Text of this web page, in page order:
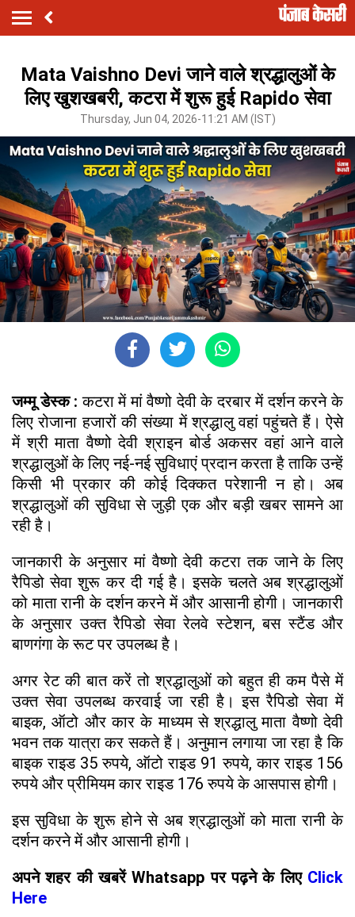
Mata Vaishno Devi जाने वाले श्रद्धालुओं के
लिए खुशखबरी, कटरा में शुरू हुई Rapido सेवा
Thursday, Jun 04, 2026-11:21 AM (IST)
जम्मू डेस्क :कटरा में मां वैष्णो देवी के दरबार में दर्शन करने के
लिए रोजाना हजारों की संख्या में श्रद्धालु वहां पहुंचते हैं। ऐसे
में श्री माता वैष्णो देवी श्राइन बोर्ड अकसर वहां आने वाले
श्रद्धालुओं के लिए नई-नई सुविधाएं प्रदान करता है ताकि उन्हें
किसी भी प्रकार की कोई दिक्कत परेशानी न हो। अब
श्रद्धालुओं की सुविधा से जुड़ी एक और बड़ी खबर सामने आ
रही है।
जानकारी के अनुसार मां वैष्णो देवी कटरा तक जाने के लिए
रैपिडो सेवा शुरू कर दी गई है। इसके चलते अब श्रद्धालुओं
को माता रानी के दर्शन करने में और आसानी होगी। जानकारी
के अनुसार उक्त रैपिडो सेवा रेलवे स्टेशन, बस स्टैंड और
बाणगंगा के रूट पर उपलब्ध है।
अगर रेट की बात करें तो श्रद्धालुओं को बहुत ही कम पैसे में
उक्त सेवा उपलब्ध करवाई जा रही है। इस रैपिडो सेवा में
बाइक, ऑटो और कार के माध्यम से श्रद्धालु माता वैष्णो देवी
भवन तक यात्रा कर सकते हैं। अनुमान लगाया जा रहा है कि
बाइक राइड 35 रुपये, ऑटो राइड 91 रुपये, कार राइड 156
रुपये और प्रीमियम कार राइड 176 रुपये के आसपास होगी।
इस सुविधा के शुरू होने से अब श्रद्धालुओं को माता रानी के
दर्शन करने में और आसानी होगी।
अपने शहर की खबरें Whatsapp पर पढ़ने के लिए Click
Here